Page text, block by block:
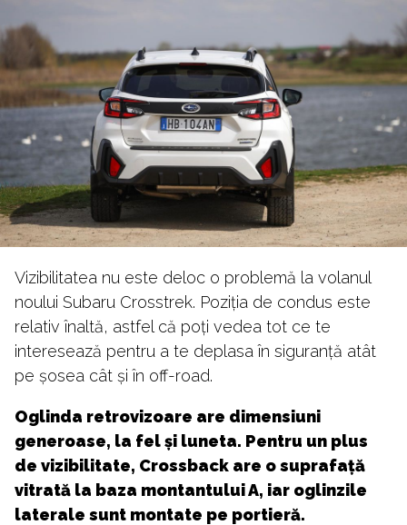
Vizibilitatea nu este deloc o problemă la volanul
noului Subaru Crosstrek. Poziția de condus este
relativ înaltă, astfel că poți vedea tot ce te
interesează pentru a te deplasa în siguranță atât
pe șosea cât și în off-road.
Oglinda retrovizoare are dimensiuni
generoase, la fel și luneta. Pentru un plus
de vizibilitate, Crossback are o suprafață
vitrată la baza montantului A, iar oglinzile
laterale sunt montate pe portieră.